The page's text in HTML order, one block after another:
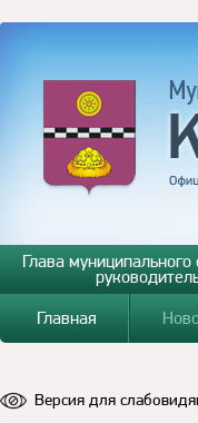
Глава
Главная
Версия для